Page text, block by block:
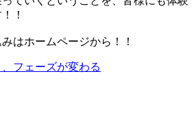
！
はホームページから！！
、フェーズが変わる